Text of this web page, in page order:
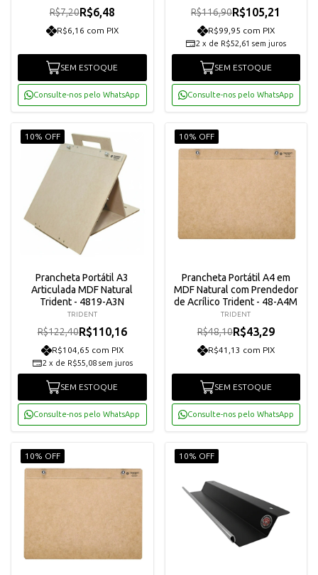
R$7,20R$6,48
R$6,16 com PIX
SEM ESTOQUE
Consulte-nos pelo WhatsApp
R$116,90R$105,21
R$99,95 com PIX
2 x de R$52,61 sem juros
SEM ESTOQUE
Consulte-nos pelo WhatsApp
10% OFF
Prancheta Portátil A3
Articulada MDF Natural
Trident - 4819-A3N
TRIDENT
R$122,40R$110,16
R$104,65 com PIX
2 x de R$55,08 sem juros
SEM ESTOQUE
Consulte-nos pelo WhatsApp
10% OFF
Prancheta Portátil A4 em
MDF Natural com Prendedor
de Acrílico Trident - 48-A4M
TRIDENT
R$48,10R$43,29
R$41,13 com PIX
SEM ESTOQUE
Consulte-nos pelo WhatsApp
10% OFF 10% OFF